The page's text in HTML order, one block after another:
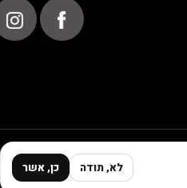
לא, תודה כן, אשר